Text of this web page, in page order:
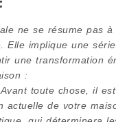
ne se résume pas à
Elle implique une série
une transformation
:
toute chose, il
actuelle de votre